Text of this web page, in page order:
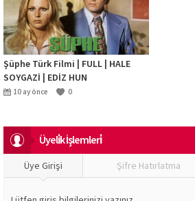
Şüphe Türk Filmi | FULL | HALE
SOYGAZİ | EDİZ HUN
10 ay önce 0
Üyeli̇k İşlemleri̇
Üye Girişi Şifre Hatırlatma